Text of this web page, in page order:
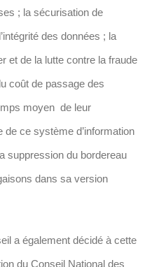
; la sécurisation de
des données ; la
et de la lutte contre la fraude
coût de passage des
moyen de leur
ce système d’information
suppression du bordereau
dans sa version
a également décidé à cette
du Conseil National des